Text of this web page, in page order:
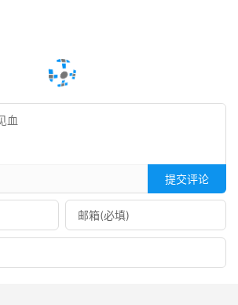
提交评论